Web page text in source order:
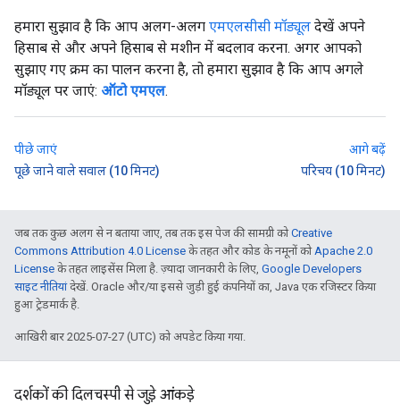
हमारा सुझाव है कि आप अलग-अलग एमएलसीसी मॉड्यूल देखें अपने
हिसाब से और अपने हिसाब से मशीन में बदलाव करना. अगर आपको
सुझाए गए क्रम का पालन करना है, तो हमारा सुझाव है कि आप अगले
मॉड्यूल पर जाएं: ऑटो एमएल.
पीछे जाएं
पूछे जाने वाले सवाल (10 मिनट)
आगे बढ़ें
परिचय (10 मिनट)
जब तक कुछ अलग से न बताया जाए, तब तक इस पेज की सामग्री कोCreative
Commons Attribution 4.0 License के तहत और कोड के नमूनों कोApache 2.0
License के तहत लाइसेंस मिला है. ज़्यादा जानकारी के लिए, Google Developers
साइट नीतियांदेखें. Oracle और/या इससे जुड़ी हुई कंपनियों का, Java एक रजिस्टर किया
हुआ ट्रेडमार्क है.
आखिरी बार 2025-07-27 (UTC) को अपडेट किया गया.
दर्शकों की दिलचस्पी से जुड़े आंकड़े